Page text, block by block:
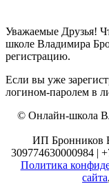
Уважаемые Друзья!
школе Владимира
регистрацию.
Если вы уже
логином-паролем в
© Онлайн-школа
ИП Бронников
309774630000984 |
Политика
сайта,